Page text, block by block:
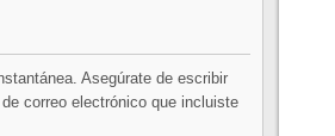
Asegúrate de escribir
correo electrónico que incluiste